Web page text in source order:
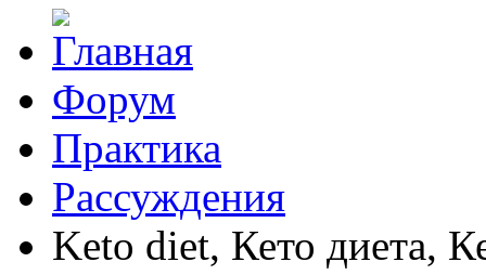
Форум
Практика
Рассуждения
Keto diet, Кето диета,